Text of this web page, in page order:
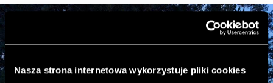
Nasza strona internetowa wykorzystuje pliki cookies